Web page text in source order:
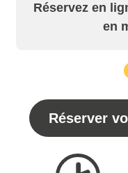
Réservez en
en
Réserver